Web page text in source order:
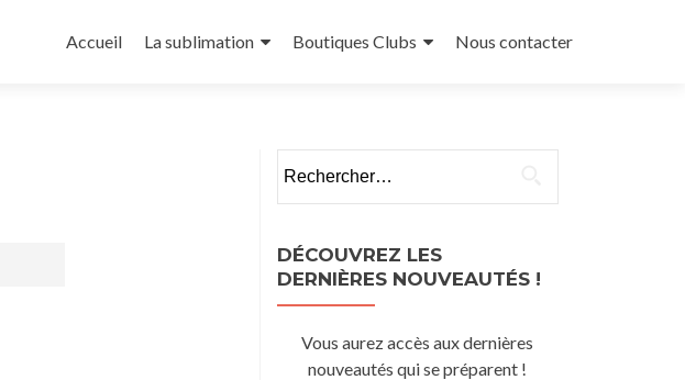
au
Accueil La sublimation Boutiques Clubs Nous contacter
DÉCOUVREZ LES
DERNIÈRES NOUVEAUTÉS !
Vous aurez accès aux dernières
nouveautés qui se préparent !